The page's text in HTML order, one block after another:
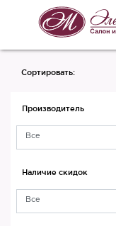
Сортировать:
Производитель
Все
Наличие скидок
Все